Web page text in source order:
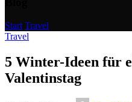
Start Travel
Travel
5 Winter-Ideen für
Valentinstag